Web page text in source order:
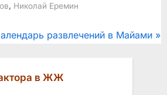
Николай Еремин
развлечений в Майами
в ЖЖ